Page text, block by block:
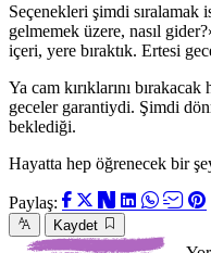
Seçenekleri şimdi sıralamak
gelmemek üzere, nasıl
içeri, yere bıraktık. Ertesi
Ya cam kırıklarını
geceler garantiydi. Şimdi
beklediği.
Hayatta hep öğrenecek bir
Paylaş:
Kaydet